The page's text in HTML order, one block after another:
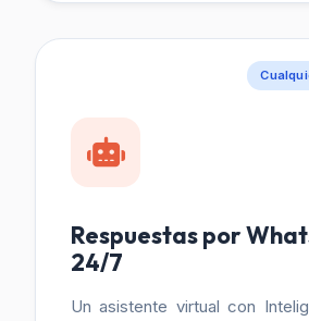
Respuestas por
24/7
Un asistente virtual con